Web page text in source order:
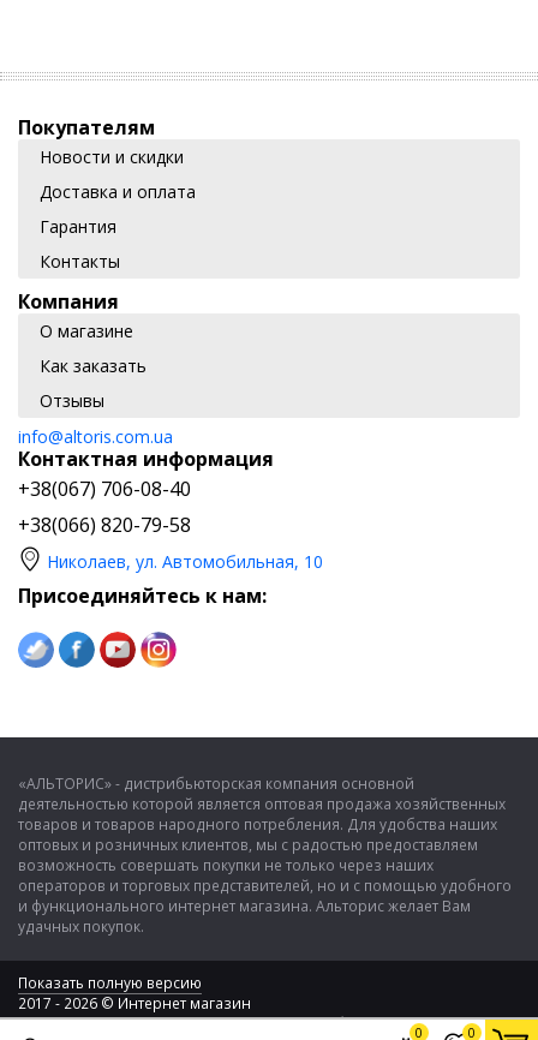
0
0
Покупателям
Новости и скидки
Доставка и оплата
Гарантия
Контакты
Компания
О магазине
Как заказать
Отзывы
info@altoris.com.ua
Контактная информация
+38(067) 706-08-40
+38(066) 820-79-58
Николаев, ул. Автомобильная, 10
Присоединяйтесь к нам:
«АЛЬТОРИС» - дистрибьюторская компания основной
деятельностью которой является оптовая продажа хозяйственных
товаров и товаров народного потребления. Для удобства наших
оптовых и розничных клиентов, мы с радостью предоставляем
возможность совершать покупки не только через наших
операторов и торговых представителей, но и с помощью удобного
и функционального интернет магазина. Альторис желает Вам
удачных покупок.
Показать полную версию
2017 - 2026 © Интернет магазин
ООО "Альторис" - хозяйственные товары и бытовая техника